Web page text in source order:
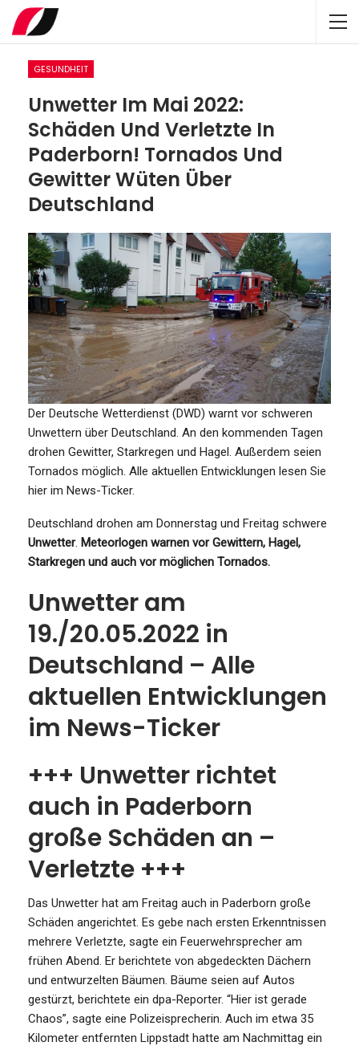
GESUNDHEIT
Unwetter Im Mai 2022:
Schäden Und Verletzte In
Paderborn! Tornados Und
Gewitter Wüten Über
Deutschland
Der Deutsche Wetterdienst (DWD) warnt vor schweren
Unwettern über Deutschland. An den kommenden Tagen
drohen Gewitter, Starkregen und Hagel. Außerdem seien
Tornados möglich. Alle aktuellen Entwicklungen lesen Sie
hier im News-Ticker.
Deutschland drohen am Donnerstag und Freitag schwere
Unwetter. Meteorlogen warnen vor Gewittern, Hagel,
Starkregen und auch vor möglichen Tornados.
Unwetter am
19./20.05.2022 in
Deutschland – Alle
aktuellen Entwicklungen
im News-Ticker
+++ Unwetter richtet
auch in Paderborn
große Schäden an –
Verletzte +++
Das Unwetter hat am Freitag auch in Paderborn große
Schäden angerichtet. Es gebe nach ersten Erkenntnissen
mehrere Verletzte, sagte ein Feuerwehrsprecher am
frühen Abend. Er berichtete von abgedeckten Dächern
und entwurzelten Bäumen. Bäume seien auf Autos
gestürzt, berichtete ein dpa-Reporter. “Hier ist gerade
Chaos”, sagte eine Polizeisprecherin. Auch im etwa 35
Kilometer entfernten Lippstadt hatte am Nachmittag ein